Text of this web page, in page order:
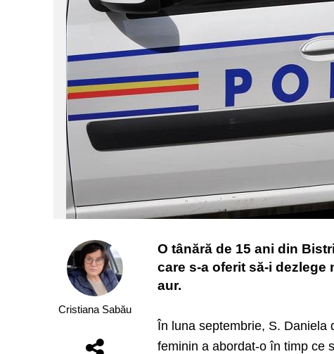
Cristiana Sabău
O tânără de 15 ani din
care s-a oferit să-i
aur.
În luna septembrie, S. Daniela
feminin a abordat-o în timp ce